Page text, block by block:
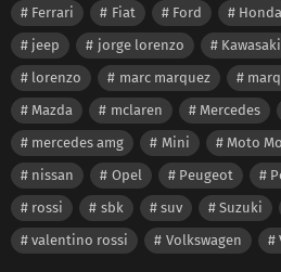
Ferrari
Fiat Ford Honda
jeep
jorge lorenzo Kawasaki
lorenzo
marc marquez
Mazda
mclaren Mercedes
mercedes amg
Mini Moto
nissan
Opel Peugeot
rossi
sbk suv Suzuki
valentino rossi
Volkswagen